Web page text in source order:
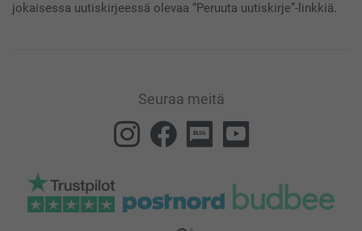
jokaisessa uutiskirjeessä olevaa “Peruuta uutiskirje”-linkkiä.
Seuraa meitä